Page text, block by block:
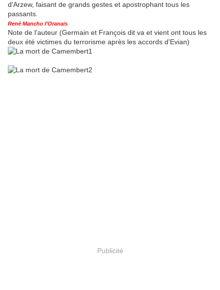
d'Arzew, faisant de grands gestes et apostrophant tous les
passants.
René Mancho l’Oranais
Note de l'auteur (Germain et François dit va et vient ont tous les
deux été victimes du terrorisme après les accords d'Evian)
Publicité